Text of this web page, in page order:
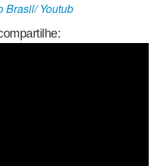
Brasil/ Youtub